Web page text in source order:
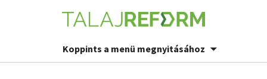
Koppints a menü megnyitásához